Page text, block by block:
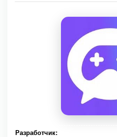
Разработчик: